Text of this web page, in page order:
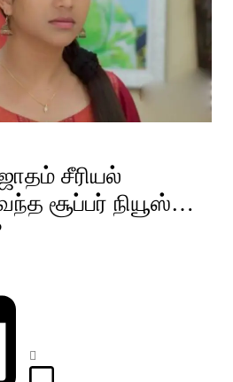
சீரியல்
சூப்பர் நியூஸ்…